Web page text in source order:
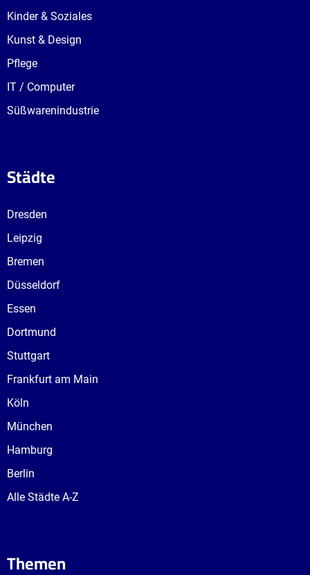
Kinder & Soziales
Kunst & Design
Pflege
IT / Computer
Süßwarenindustrie
Städte
Dresden
Leipzig
Bremen
Düsseldorf
Essen
Dortmund
Stuttgart
Frankfurt am Main
Köln
München
Hamburg
Berlin
Alle Städte A-Z
Themen